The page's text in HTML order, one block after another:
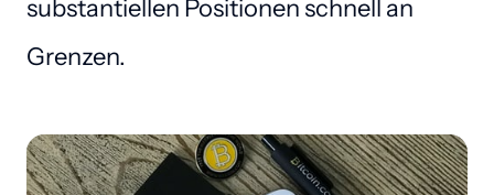
substantiellen Positionen schnell an
Grenzen.